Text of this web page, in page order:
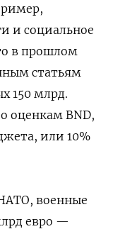
и социальное
в прошлом
статьям
150 млрд.
оценкам BND,
или 10%
военные
евро —